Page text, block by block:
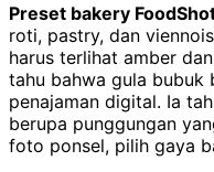
Preset bakery
roti, pastry, dan
harus terlihat amber
tahu bahwa gula bubuk
penajaman digital. Ia
berupa punggungan
foto ponsel, pilih gaya